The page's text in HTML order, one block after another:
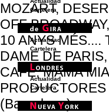
MOZART,
OFF
10 ANYS
DAME DE
CAFÉ, MAMA
(Barcelona).
Cartelera
Actualidad
Cartelera
Actualidad
Cartelera